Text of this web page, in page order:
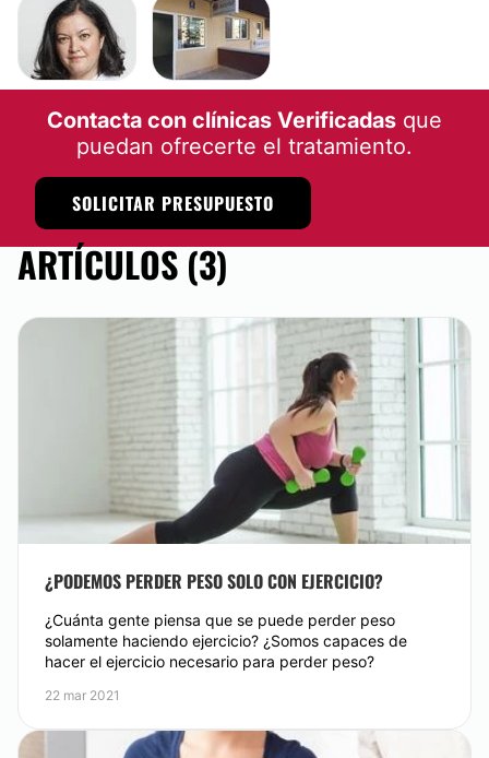
Contacta con clínicas Verificadas que
puedan ofrecerte el tratamiento.
SOLICITAR PRESUPUESTO
ARTÍCULOS (3)
¿PODEMOS PERDER PESO SOLO CON EJERCICIO?
¿Cuánta gente piensa que se puede perder peso
solamente haciendo ejercicio? ¿Somos capaces de
hacer el ejercicio necesario para perder peso?
22 mar 2021